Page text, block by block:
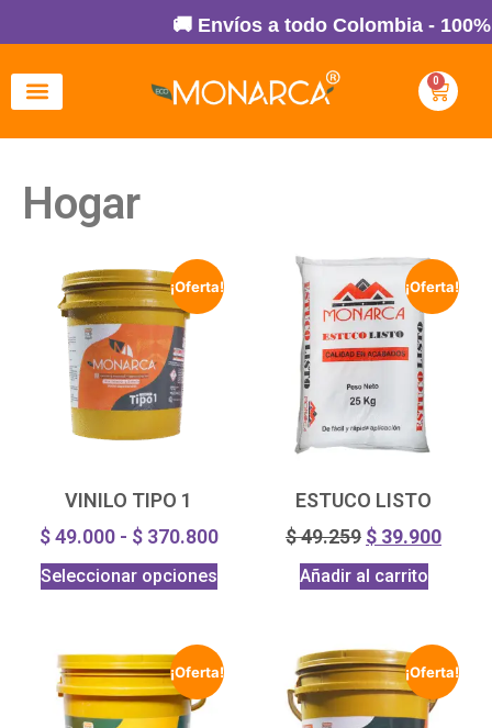
🚚 Envíos a todo Colombia - 100%
0
Hogar
¡Oferta!
VINILO TIPO 1
$49.000 - $370.800
Seleccionar opciones
¡Oferta!
ESTUCO LISTO
$49.259 $ 39.900
Añadir al carrito
¡Oferta! ¡Oferta!